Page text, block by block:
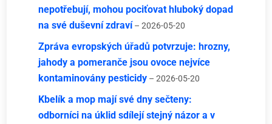
nepotřebují, mohou pociťovat hluboký dopad
na své duševní zdraví – 2026-05-20
Zpráva evropských úřadů potvrzuje: hrozny,
jahody a pomeranče jsou ovoce nejvíce
kontaminovány pesticidy – 2026-05-20
Kbelík a mop mají své dny sečteny:
odborníci na úklid sdílejí stejný názor a v